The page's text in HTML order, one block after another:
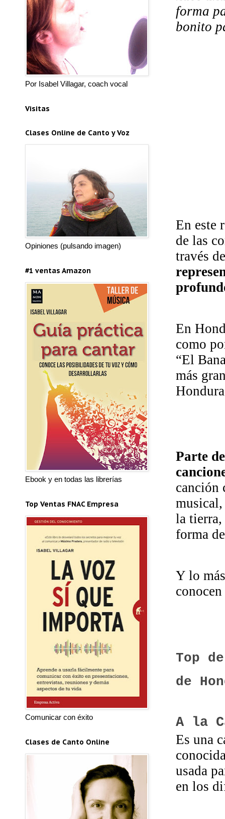
forma
bonito
En este
de las
través
En
como
“El
más
Parte
canción
la tierra,
forma
Y lo
Top
de
A la
Es una
usada
en los
Por Isabel Villagar, coach vocal
Visitas
Clases Online de Canto y Voz
Opiniones (pulsando imagen)
#1 ventas Amazon
Ebook y en todas las librerías
Top Ventas FNAC Empresa
Comunicar con éxito
Clases de Canto Online